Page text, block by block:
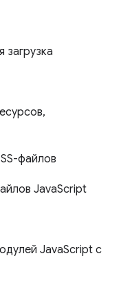
загрузка
файлов
JavaScript
JavaScript с